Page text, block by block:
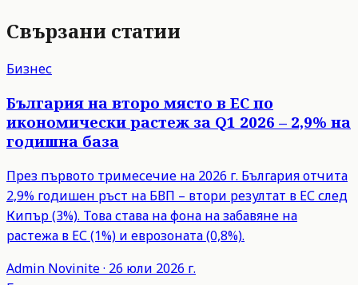
Свързани статии
Бизнес
България на второ място в ЕС по
икономически растеж за Q1 2026 – 2,9% на
годишна база
През първото тримесечие на 2026 г. България отчита
2,9% годишен ръст на БВП – втори резултат в ЕС след
Кипър (3%). Това става на фона на забавяне на
растежа в ЕС (1%) и еврозоната (0,8%).
Admin Novinite· 26 юли 2026 г.